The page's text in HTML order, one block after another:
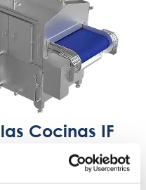
Cocinas IF
en la industria